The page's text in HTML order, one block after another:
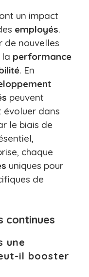
un impact
employés.
de nouvelles
la performance
. En
peuvent
évoluer dans
le biais de
chaque
uniques pour
de
continues
une
il booster